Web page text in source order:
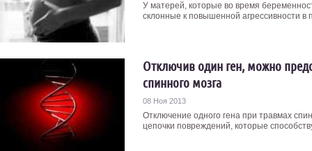
У матерей, которые во время
склонные к повышенной агрессивности в
Отключив один ген, можно
спинного мозга
08 Ноя 2013
Отключение одного гена при травмах
цепочки повреждений, которые